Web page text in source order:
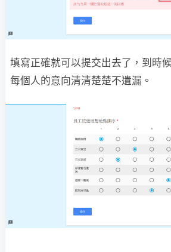
填寫正確就可以提交出去了，到時
每個人的意向清清楚楚不遺漏。